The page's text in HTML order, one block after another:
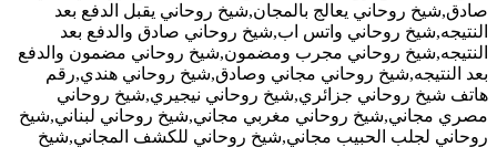
صادق,شيخ روحاني يعالج بالمجان,شيخ روحاني يقبل الدفع بعد
النتيجه,شيخ روحاني واتس اب,شيخ روحاني صادق والدفع بعد
النتيجه,شيخ روحاني مجرب ومضمون,شيخ روحاني مضمون والدفع
بعد النتيجه,شيخ روحاني مجاني وصادق,شيخ روحاني هندي,رقم
هاتف شيخ روحاني جزائري,شيخ روحاني نيجيري,شيخ روحاني
مصري مجاني,شيخ روحاني مغربي مجاني,شيخ روحاني لبناني,شيخ
روحاني لجلب الحبيب مجاني,شيخ روحاني للكشف المجاني,شيخ